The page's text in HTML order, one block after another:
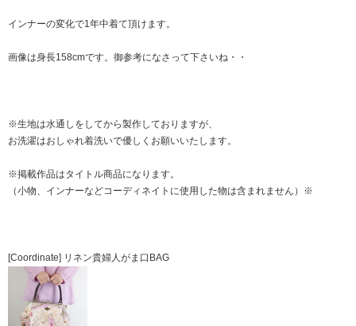
インナーの変化で1年中着て頂けます。
画像は身長158cmです。御参考になさって下さいね・・
※生地は水通しをしてから製作しておりますが、
お洗濯はおしゃれ着洗いで優しくお願いいたします。
※掲載作品はタイトル商品になります。
（小物、インナーなどコーディネイトに使用した物は含まれません）※
[Coordinate] リネン貴婦人がま口BAG